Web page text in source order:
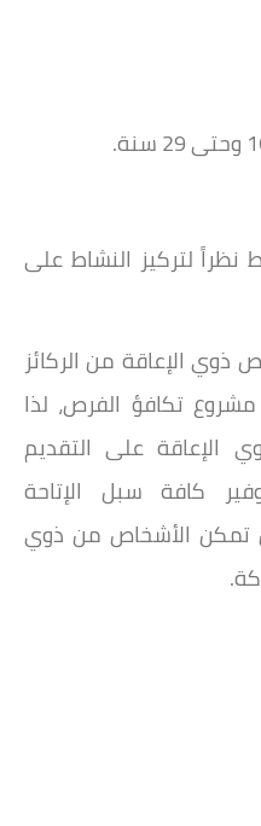
نظراً لتركيز النشاط على
ذوي الإعاقة من الركائز
تكافؤ الفرص، لذا
الإعاقة على التقديم
كافة سبل الإتاحة
تمكن الأشخاص من ذوي